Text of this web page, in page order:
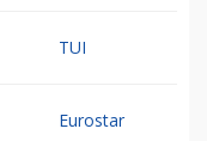
TUI
Eurostar